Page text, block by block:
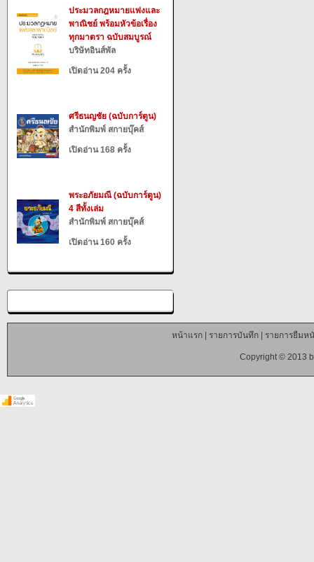
ประมวลกฎหมายแพ่งและ
พาณิชย์ พร้อมหัวข้อเรื่อง
ทุกมาตรา ฉบับสมบูรณ์
บริษัทอินส์พัล
เปิดอ่าน 204 ครั้ง
ศรีธนญชัย (ฉบับการ์ตูน)
สำนักพิมพ์ สกายบุ๊คส์
เปิดอ่าน 168 ครั้ง
พระอภัยมณี (ฉบับการ์ตูน)
4 สีทั้งเล่ม
สำนักพิมพ์ สกายบุ๊คส์
เปิดอ่าน 160 ครั้ง
หน้าแรก| รายการบันทึก| รายการยืมห
Copyright © 2013